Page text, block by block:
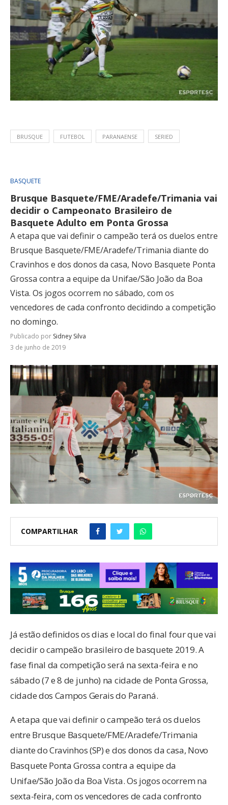
BRUSQUE FUTEBOL PARANAENSE SERIED
BASQUETE
Brusque Basquete/FME/Aradefe/Trimania vai
decidir o Campeonato Brasileiro de
Basquete Adulto em Ponta Grossa
A etapa que vai definir o campeão terá os duelos entre
Brusque Basquete/FME/Aradefe/Trimania diante do
Cravinhos e dos donos da casa, Novo Basquete Ponta
Grossa contra a equipe da Unifae/São João da Boa
Vista. Os jogos ocorrem no sábado, com os
vencedores de cada confronto decidindo a competição
no domingo.
Publicado por Sidney Silva
3 de junho de 2019
COMPARTILHAR
Já estão definidos os dias e local do final four que vai
decidir o campeão brasileiro de basquete 2019. A
fase final da competição será na sexta-feira e no
sábado (7 e 8 de junho) na cidade de Ponta Grossa,
cidade dos Campos Gerais do Paraná.
A etapa que vai definir o campeão terá os duelos
entre Brusque Basquete/FME/Aradefe/Trimania
diante do Cravinhos (SP) e dos donos da casa, Novo
Basquete Ponta Grossa contra a equipe da
Unifae/São João da Boa Vista. Os jogos ocorrem na
sexta-feira, com os vencedores de cada confronto